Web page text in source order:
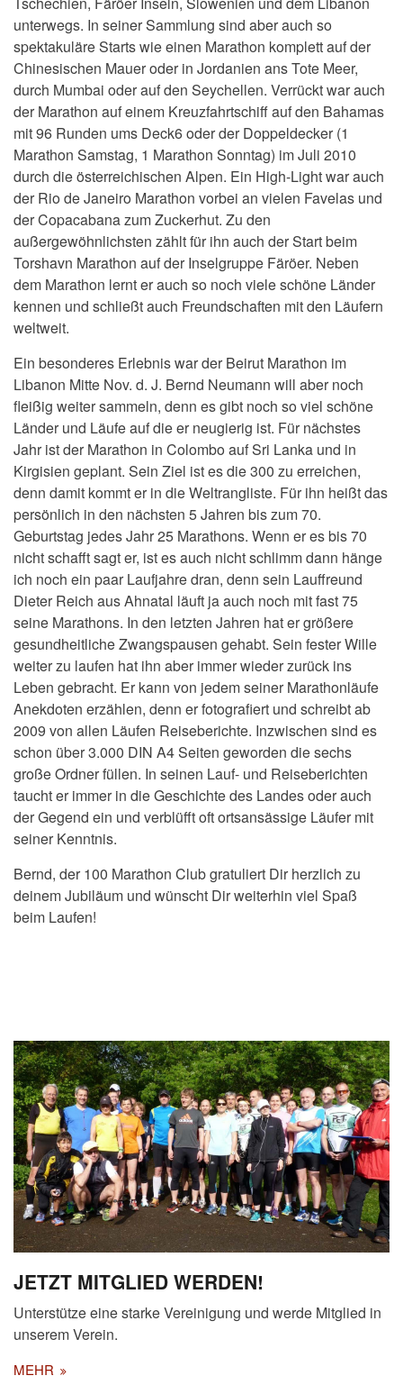
unterwegs. In seiner Sammlung sind aber auch so
spektakuläre Starts wie einen Marathon komplett auf der
Chinesischen Mauer oder in Jordanien ans Tote Meer,
durch Mumbai oder auf den Seychellen. Verrückt war auch
der Marathon auf einem Kreuzfahrtschiff auf den Bahamas
mit 96 Runden ums Deck6 oder der Doppeldecker (1
Marathon Samstag, 1 Marathon Sonntag) im Juli 2010
durch die österreichischen Alpen. Ein High-Light war auch
der Rio de Janeiro Marathon vorbei an vielen Favelas und
der Copacabana zum Zuckerhut. Zu den
außergewöhnlichsten zählt für ihn auch der Start beim
Torshavn Marathon auf der Inselgruppe Färöer. Neben
dem Marathon lernt er auch so noch viele schöne Länder
kennen und schließt auch Freundschaften mit den Läufern
weltweit.
Ein besonderes Erlebnis war der Beirut Marathon im
Libanon Mitte Nov. d. J. Bernd Neumann will aber noch
fleißig weiter sammeln, denn es gibt noch so viel schöne
Länder und Läufe auf die er neugierig ist. Für nächstes
Jahr ist der Marathon in Colombo auf Sri Lanka und in
Kirgisien geplant. Sein Ziel ist es die 300 zu erreichen,
denn damit kommt er in die Weltrangliste. Für ihn heißt das
persönlich in den nächsten 5 Jahren bis zum 70.
Geburtstag jedes Jahr 25 Marathons. Wenn er es bis 70
nicht schafft sagt er, ist es auch nicht schlimm dann hänge
ich noch ein paar Laufjahre dran, denn sein Lauffreund
Dieter Reich aus Ahnatal läuft ja auch noch mit fast 75
seine Marathons. In den letzten Jahren hat er größere
gesundheitliche Zwangspausen gehabt. Sein fester Wille
weiter zu laufen hat ihn aber immer wieder zurück ins
Leben gebracht. Er kann von jedem seiner Marathonläufe
Anekdoten erzählen, denn er fotografiert und schreibt ab
2009 von allen Läufen Reiseberichte. Inzwischen sind es
schon über 3.000 DIN A4 Seiten geworden die sechs
große Ordner füllen. In seinen Lauf- und Reiseberichten
taucht er immer in die Geschichte des Landes oder auch
der Gegend ein und verblüfft oft ortsansässige Läufer mit
seiner Kenntnis.
Bernd, der 100 Marathon Club gratuliert Dir herzlich zu
deinem Jubiläum und wünscht Dir weiterhin viel Spaß
beim Laufen!
JETZT MITGLIED WERDEN!
Unterstütze eine starke Vereinigung und werde Mitglied in
unserem Verein.
MEHR